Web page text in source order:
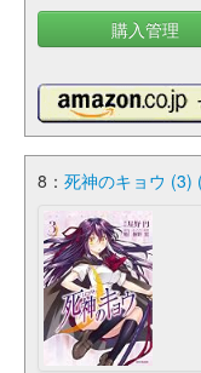
購入管理
8： 死神のキョウ (3)